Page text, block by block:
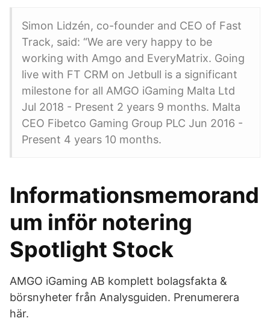
Simon Lidzén, co-founder and CEO of Fast
Track, said: “We are very happy to be
working with Amgo and EveryMatrix. Going
live with FT CRM on Jetbull is a significant
milestone for all AMGO iGaming Malta Ltd
Jul 2018 - Present 2 years 9 months. Malta
CEO Fibetco Gaming Group PLC Jun 2016 -
Present 4 years 10 months.
Informationsmemorand
um inför notering
Spotlight Stock
AMGO iGaming AB komplett bolagsfakta &
börsnyheter från Analysguiden. Prenumerera
här.